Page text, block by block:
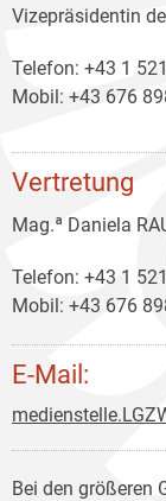
Vizepräsidentin
Telefon: +43 1
Mobil: +43 676
Vertretung
Mag.ª Daniela
Telefon: +43 1
Mobil: +43 676
E-Mail:
Bei den größeren